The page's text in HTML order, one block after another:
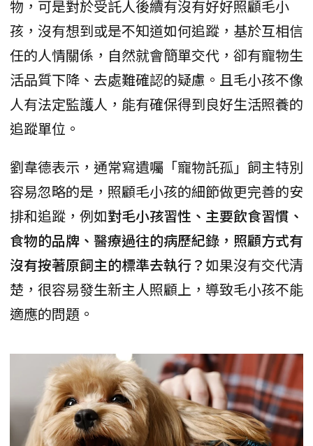
物，可是對於受託人後續有沒有好好照顧毛小
孩，沒有想到或是不知道如何追蹤，基於互相信
任的人情關係，自然就會簡單交代，卻有寵物生
活品質下降、去處難確認的疑慮。且毛小孩不像
人有法定監護人，能有確保得到良好生活照養的
追蹤單位。
劉韋德表示，通常寫遺囑「寵物託孤」飼主特別
容易忽略的是，照顧毛小孩的細節做更完善的安
排和追蹤，例如對毛小孩習性、主要飲食習慣、
食物的品牌、醫療過往的病歷紀錄，照顧方式有
沒有按著原飼主的標準去執行？如果沒有交代清
楚，很容易發生新主人照顧上，導致毛小孩不能
適應的問題。